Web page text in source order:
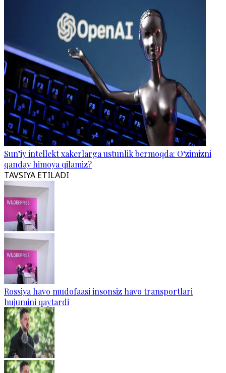
Sun’iy intellekt xakerlarga ustunlik bermoqda: O‘zimizni
qanday himoya qilamiz?
TAVSIYA ETILADI
Rossiya havo mudofaasi insonsiz havo transportlari
hujumini qaytardi